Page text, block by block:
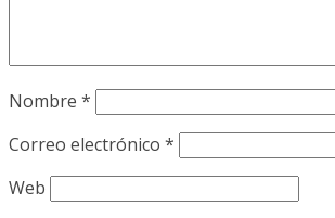
Nombre *
Correo electrónico *
Web